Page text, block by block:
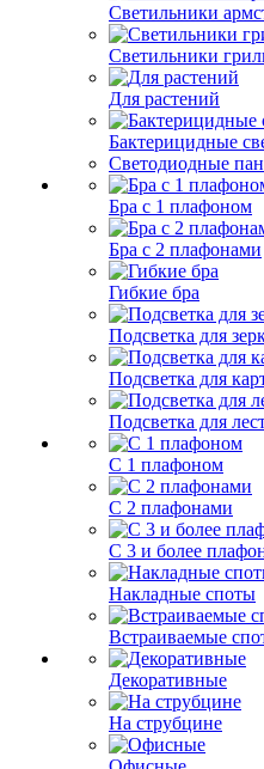
Светильники
Светильники
Для растений
Бактерицидные
Светодиодные
Бра с 1 плафоном
Бра с 2 плафонами
Гибкие бра
Подсветка для
Подсветка для
Подсветка для
С 1 плафоном
С 2 плафонами
С 3 и более
Накладные споты
Встраиваемые
Декоративные
На струбцине